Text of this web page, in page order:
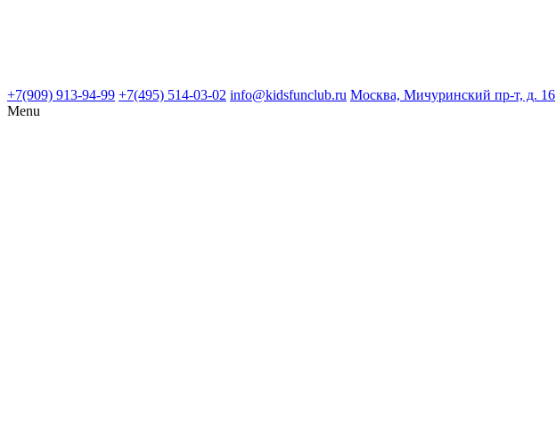
+7(909) 913-94-99 +7(495) 514-03-02 info@kidsfunclub.ru Москва, Мичуринский пр-т, д. 16
Menu